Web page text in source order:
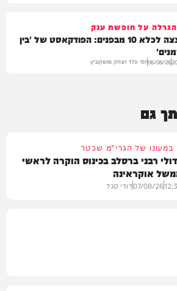
הגרלה על חופשת ענק
הצצה לכלא 10 מבפנים: הפודקאסט של 'בין
06/08/26יוסי פלד ויצחק מושקוביץ
גם
במעונו של הגרי"מ שכטר
רבני ברסלב בכינוס הוקרה לראשי
אוקראינה
07/08/26דודי סגל